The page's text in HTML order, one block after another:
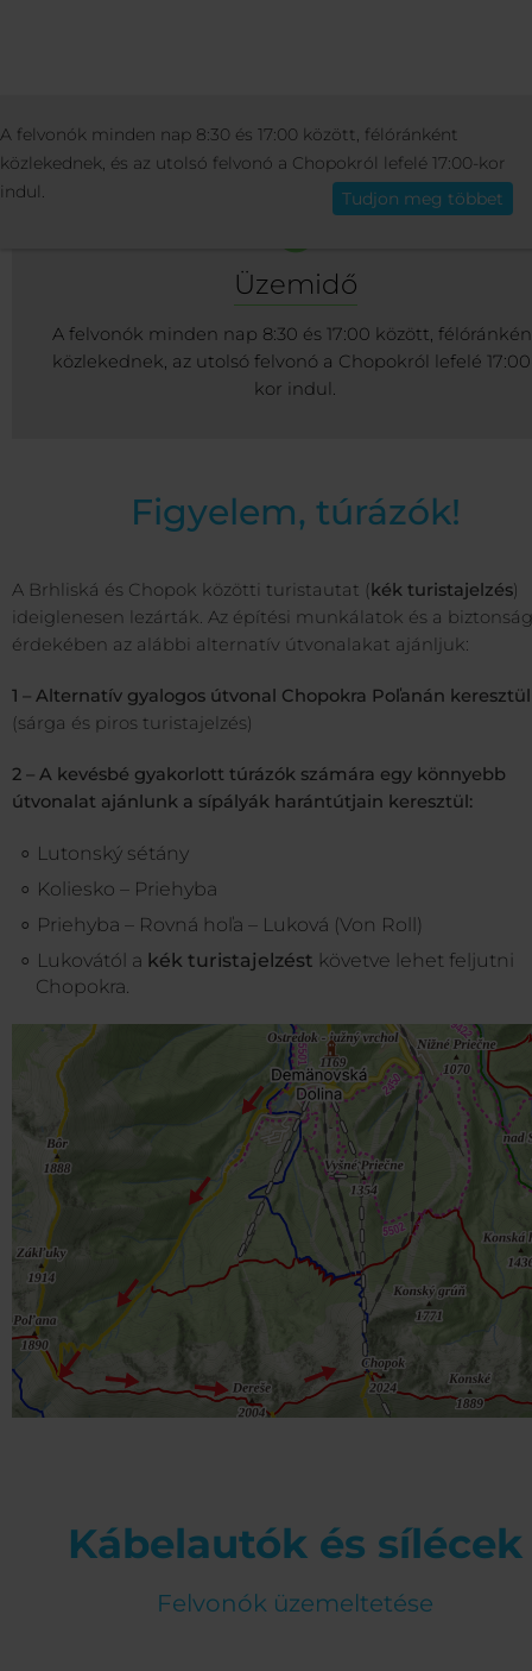
Magyar
ÜDÜLŐ INFO SÍFELVONÓK ÉS
Üzemidő
A felvonók minden nap 8:30 és 17:00 között,
közlekednek, az utolsó felvonó a Chopokról lefelé
kor indul.
Figyelem, túrázók!
A Brhliská és Chopok közötti turistautat (kék turistajelzés)
ideiglenesen lezárták. Az építési munkálatok és a biztonság
érdekében az alábbi alternatív útvonalakat ajánljuk:
1 – Alternatív gyalogos útvonal Chopokra Poľanán keresztül
(sárga és piros turistajelzés)
2 – A kevésbé gyakorlott túrázók számára egy könnyebb
útvonalat ajánlunk a sípályák harántútjain keresztül:
Lutonský sétány
Koliesko – Priehyba
Priehyba – Rovná hoľa – Luková (Von Roll)
Lukovától a kék turistajelzést követve lehet feljutni
Chopokra.
Kábelautók és sílécek
Felvonók üzemeltetése
A felvonók minden nap 8:30 és 17:00 között, félóránként
közlekednek, és az utolsó felvonó a Chopokról lefelé 17:00-kor
indul.
Tudjon meg többet